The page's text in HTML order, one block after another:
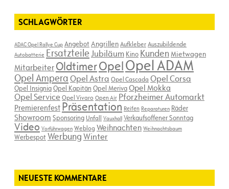
SCHLAGWÖRTER
ADAC Opel Rallye Cup AngebotAngrillenAufkleberAuszubildende
Autobatterie ErsatzteileJubiläum Kino KundenMietwagen
Mitarbeiter OldtimerOpelOpel ADAM
Opel AmperaOpel Astra Opel Cascada Opel Corsa
Opel InsigniaOpel Kapitän Opel MerivaOpel Mokka
Opel ServiceOpel Vivaro Open Air Pforzheimer Automarkt
Premierenfest Präsentation Reifen Reparaturen Räder
Showroom Sponsoring Unfall Vauxhall Verkaufsoffener Sonntag
Video Vorführwagen Weblog Weihnachten Weihnachtsbaum
WerbespotWerbungWinter
NEUESTE KOMMENTARE